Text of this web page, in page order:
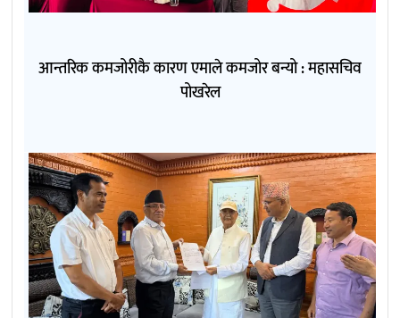
आन्तरिक कमजोरीकै कारण एमाले कमजोर बन्यो : महासचिव
पोखरेल